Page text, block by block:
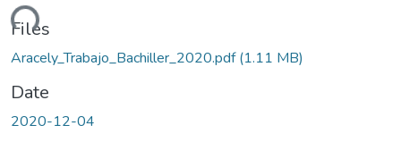
Files
Aracely_Trabajo_Bachiller_2020.pdf(1.11 MB)
Date
2020-12-04